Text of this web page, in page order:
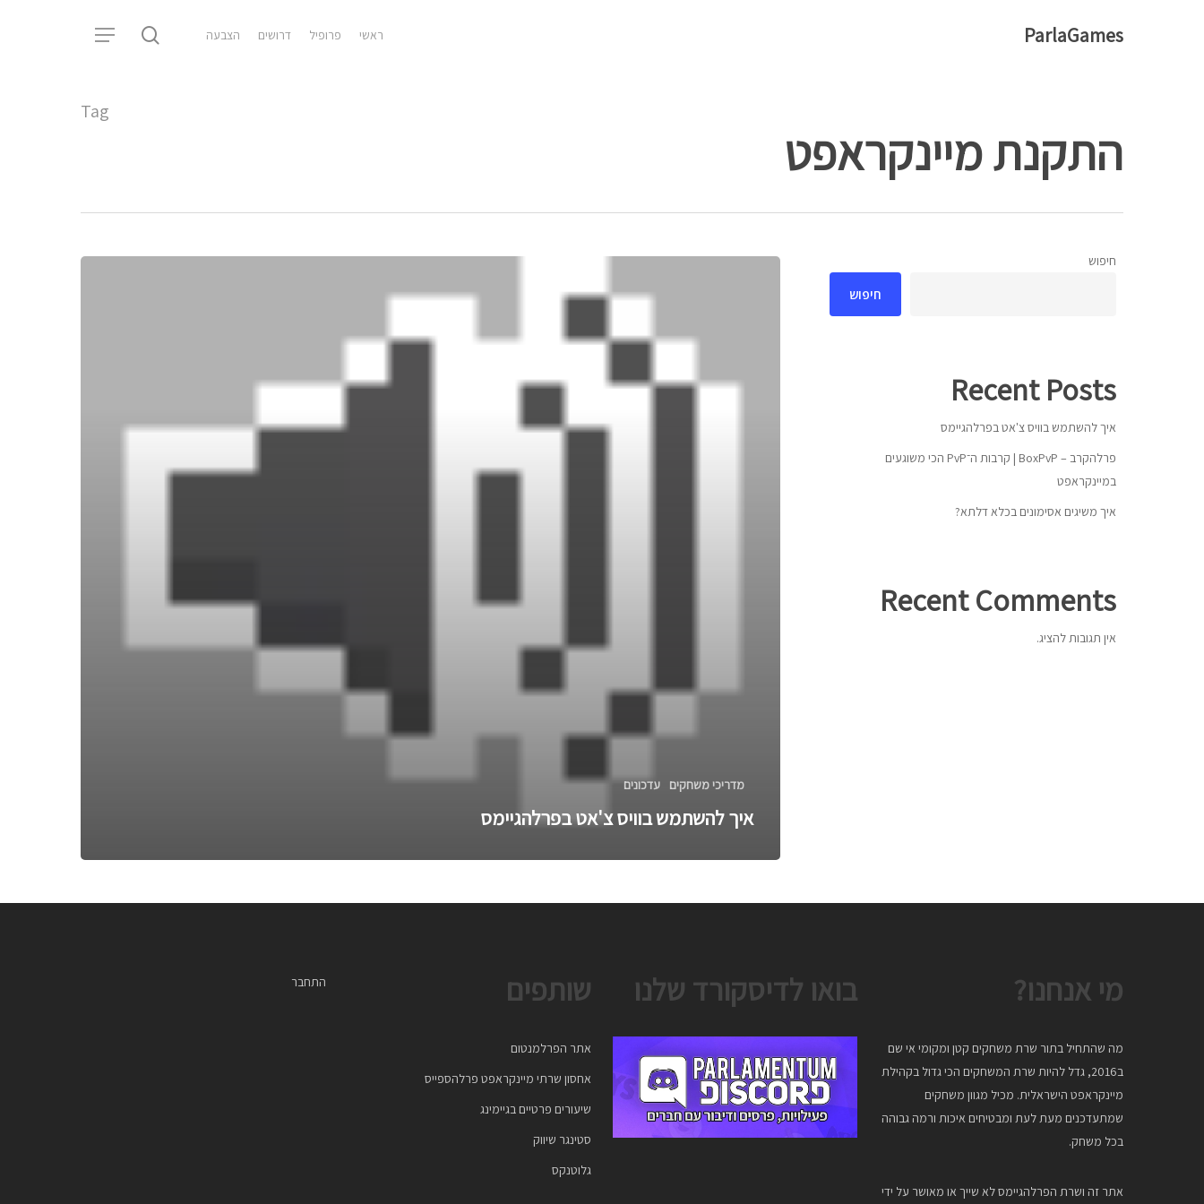
Hit enter to search or ESC to close
ParlaGames ראשי פרופיל דרושים הצבעה search
Menu
Tag
התקנת מיינקראפט
מדריכי משחקים עדכונים
איך להשתמש בוויס צ'אט בפרלהגיימס
חיפוש
חיפוש
Recent Posts
איך להשתמש בוויס צ'אט בפרלהגיימס
פרלהקרב – BoxPvP | קרבות ה־PvP הכי משוגעים
במיינקראפט
איך משיגים אסימונים בכלא דלתא?
Recent Comments
אין תגובות להציג.
התחבר שותפים
אתר הפרלמנטום
אחסון שרתי מיינקראפט פרלהספייס
שיעורים פרטיים בגיימינג
סטינגר שיווק
גלוטנקס
בואו לדיסקורד שלנו מי אנחנו?
מה שהתחיל בתור שרת משחקים קטן ומקומי אי שם
ב2016, גדל להיות שרת המשחקים הכי גדול בקהילת
מיינקראפט הישראלית. מכיל מגוון משחקים
שמתעדכנים מעת לעת ומבטיחים איכות ורמה גבוהה
בכל משחק.
אתר זה ושרת הפרלהגיימס לא שייך או מאושר על ידי